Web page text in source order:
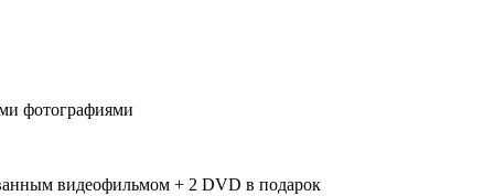
фотографиями
видеофильмом + 2 DVD в подарок